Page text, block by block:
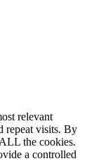
relevant
repeat visits. By
the cookies.
a controlled